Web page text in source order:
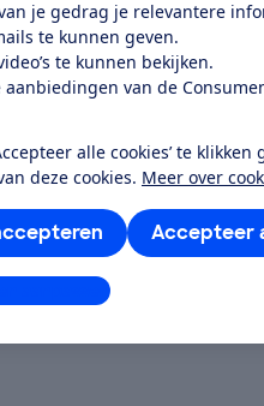
je gedrag je relevantere
te kunnen geven.
te kunnen bekijken.
aanbiedingen van de
alle cookies’ te
deze cookies. Meer over
Accepteer
aanpassen
goede batterij, en kan